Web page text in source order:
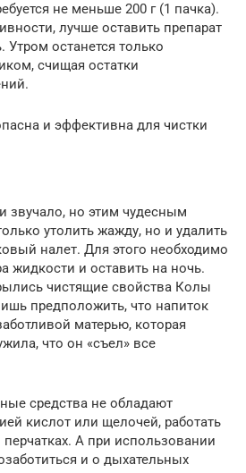
не меньше 200 г (1 пачка).
лучше оставить препарат
Утром останется только
счищая остатки
и эффективна для чистки
звучало, но этим чудесным
утолить жажду, но и удалить
налет. Для этого необходимо
жидкости и оставить на ночь.
чистящие свойства Колы
предположить, что напиток
матерью, которая
что он «съел» все
средства не обладают
кислот или щелочей, работать
А при использовании
и о дыхательных